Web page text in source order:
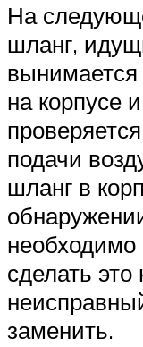
На
шланг,
вынимается
на корпусе
подачи
шланг в
необходимо
сделать
заменить.